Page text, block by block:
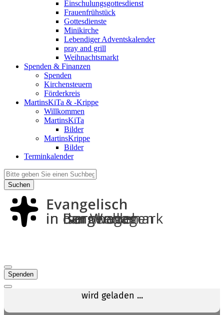
Einschulungsgottesdienst
Frauenfrühstück
Gottesdienste
Minikirche
Lebendiger Adventskalender
pray and grill
Weihnachtsmarkt
Spenden & Finanzen
Spenden
Kirchensteuern
Förderkreis
MartinsKiTa & -Krippe
Willkommen
MartinsKiTa
Bilder
MartinsKrippe
Bilder
Terminkalender
Suchen
Spenden